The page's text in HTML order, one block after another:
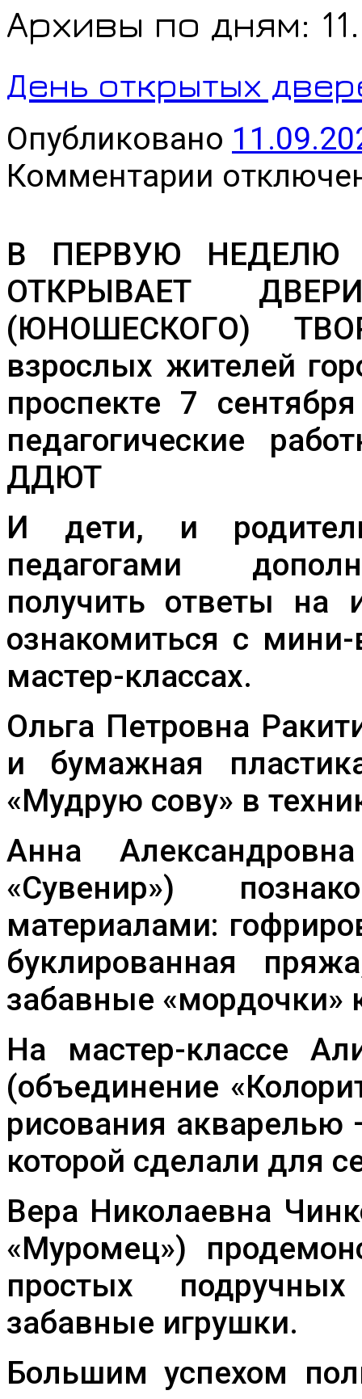
Архивы по дням:
День открытых
Опубликовано
Комментарии
записи
В ПЕРВУЮ НЕДЕЛЮ
ОТКРЫВАЕТ
(ЮНОШЕСКОГО)
взрослых жителей
проспекте 7
педагогические
ДДЮТ
И дети, и
педагогами
получить ответы на
ознакомиться с
мастер-классах.
Ольга Петровна
и бумажная
«Мудрую сову» в
Анна
«Сувенир»)
материалами:
буклированная
забавные «мордочки»
На мастер-классе
(объединение
рисования
которой сделали для
Вера Николаевна
«Муромец»)
простых
забавные игрушки.
Большим успехом